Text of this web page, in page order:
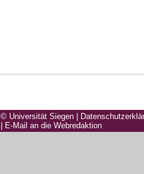
© Universität Siegen|
| E-Mail an die Webredaktion